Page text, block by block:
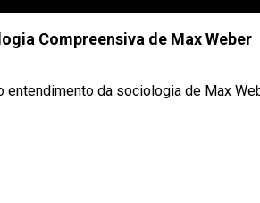
Compreensiva de Max Weber
da sociologia de Max